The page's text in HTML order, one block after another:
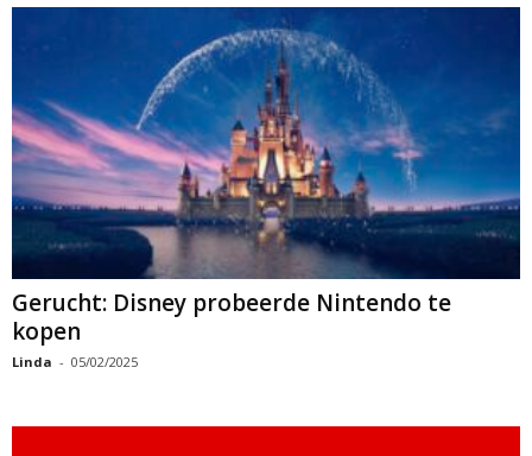
Gerucht: Disney probeerde Nintendo te
kopen
Linda - 05/02/2025